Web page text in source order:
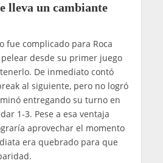
lleva un cambiante
fue complicado para Roca
desde su primer juego
De inmediato contó
al siguiente, pero no logró
entregando su turno en
1-3. Pese a esa ventaja
aprovechar el momento
era quebrado para que